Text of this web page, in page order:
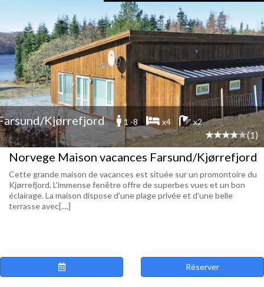
Kjørrefjord 1 -8 x4 x2
(1)
Norvege Maison vacances Farsund/Kjørrefjord
Cette grande maison de vacances est située sur un promontoire du
Kjørrefjord. L'immense fenêtre offre de superbes vues et un bon
éclairage. La maison dispose d'une plage privée et d'une belle
terrasse avec[....]
Réserver